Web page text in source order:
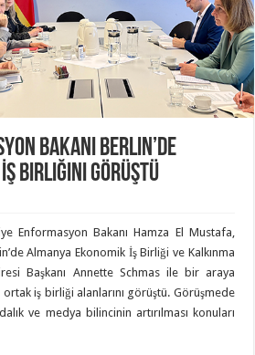
Bakanı Berlin’de
Birliğini Görüştü
Enformasyon Bakanı Hamza El Mustafa,
Almanya Ekonomik İş Birliği ve Kalkınma
Başkanı Annette Schmas ile bir araya
iş birliği alanlarını görüştü. Görüşmede
ve medya bilincinin artırılması konuları